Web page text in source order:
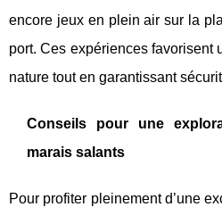
encore jeux en plein air sur la
port. Ces expériences favorisent
nature tout en garantissant
Conseils pour une
marais salants
Pour profiter pleinement d’une